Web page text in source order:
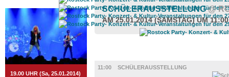
ROSTOCK TAGESTIPP
19.00 UHR (Sa, 25.01.2014)
SCHÜLERAUSSTELLUNG@
AM 25.01.2014 (SAMSTAG) UM
11:00
SCHÜLERAUSSTELLUNG